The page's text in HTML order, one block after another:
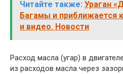
Читайте также: Ураган
Багамы и
и видео. Новости
Расход масла (угар) в
из расходов масла через